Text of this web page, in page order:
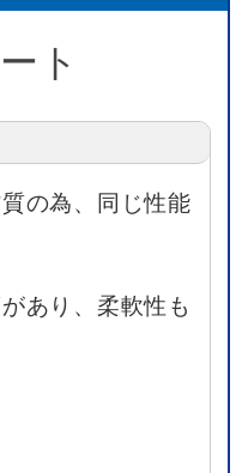
ト
の為、同じ性能
あり、柔軟性も